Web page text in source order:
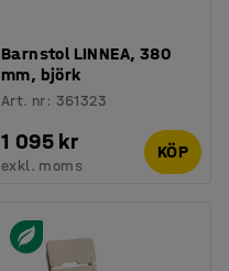
Barnstol LINNEA, 380
mm, björk
Art. nr: 361323
1 095 kr
exkl. moms
KÖP